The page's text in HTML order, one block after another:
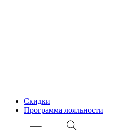
Скидки
Программа лояльности